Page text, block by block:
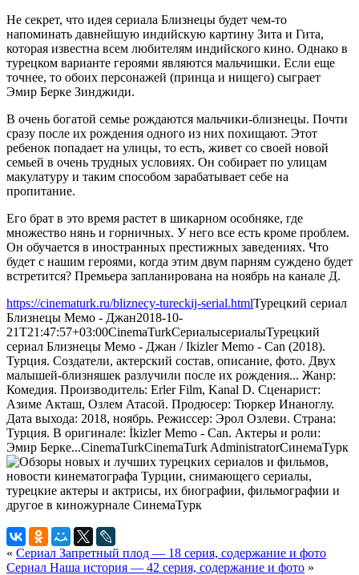
Не секрет, что идея сериала Близнецы будет чем-то
напоминать давнейшую индийскую картину Зита и Гита,
которая известна всем любителям индийского кино. Однако в
турецком варианте героями являются мальчишки. Если еще
точнее, то обоих персонажей (принца и нищего) сыграет
Эмир Берке Зинджиди.
В очень богатой семье рождаются мальчики-близнецы. Почти
сразу после их рождения одного из них похищают. Этот
ребенок попадает на улицы, то есть, живет со своей новой
семьей в очень трудных условиях. Он собирает по улицам
макулатуру и таким способом зарабатывает себе на
пропитание.
Его брат в это время растет в шикарном особняке, где
множество нянь и горничных. У него все есть кроме проблем.
Он обучается в иностранных престижных заведениях. Что
будет с нашим героями, когда этим двум парням суждено будет
встретится? Премьера запланирована на ноябрь на канале Д.
https://cinematurk.ru/bliznecy-tureckij-serial.htmlТурецкий сериал
Близнецы Мемо - Джан2018-10-
21T21:47:57+03:00CinemaTurkСериалысериалыТурецкий
сериал Близнецы Мемо - Джан / Ikizler Memo - Can (2018).
Турция. Создатели, актерский состав, описание, фото. Двух
малышей-близняшек разлучили после их рождения... Жанр:
Комедия. Производитель: Erler Film, Kanal D. Сценарист:
Азиме Акташ, Озлем Атасой. Продюсер: Тюркер Инаноглу.
Дата выхода: 2018, ноябрь. Режиссер: Эрол Озлеви. Страна:
Турция. В оригинале: İkizler Memo - Can. Актеры и роли:
Эмир Берке...CinemaTurkCinemaTurk AdministratorСинемаТурк
« Сериал Запретный плод — 18 серия, содержание и фото
Сериал Наша история — 42 серия, содержание и фото »